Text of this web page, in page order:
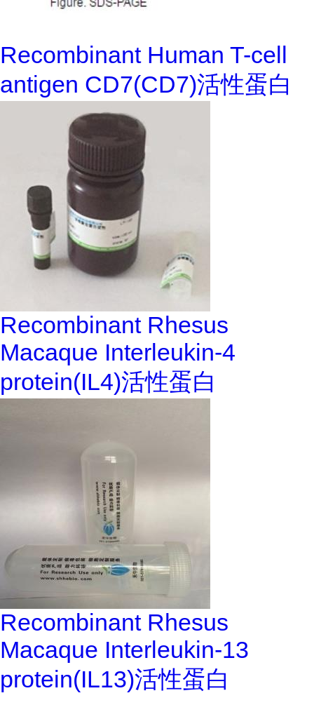
Recombinant Human T-cell
antigen CD7(CD7)活性蛋白
Recombinant Rhesus
Macaque Interleukin-4
protein(IL4)活性蛋白
Recombinant Rhesus
Macaque Interleukin-13
protein(IL13)活性蛋白